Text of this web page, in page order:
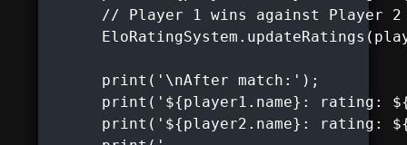
      // Player 1 wins against Player 2
      print('\nAfter match:');
print('${player1.name}: rating:
print('${player2.name}: rating: